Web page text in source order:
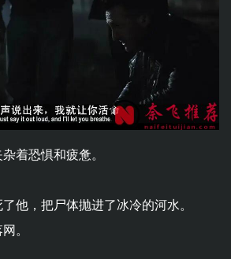
着恐惧和疲惫。
他，把尸体抛进了冰冷的河水。
。